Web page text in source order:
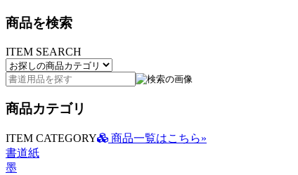
商品を検索
ITEM SEARCH
商品カテゴリ
ITEM CATEGORY
商品一覧はこちら»
書道紙
墨